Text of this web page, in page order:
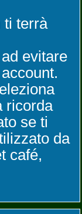
ti terrà
evitare
ricorda
se ti
da
café,